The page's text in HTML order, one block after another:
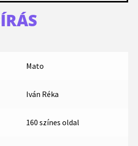
Mato
Iván Réka
160 színes oldal